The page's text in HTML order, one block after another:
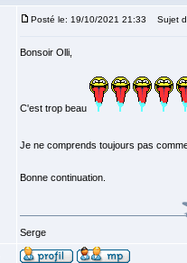
Posté le: 19/10/2021 21:33 Sujet
Bonsoir Olli,
C'est trop beau
Je ne comprends toujours pas
Bonne continuation.
Serge